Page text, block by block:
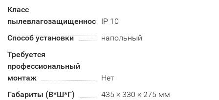
Класс
пылевлагозащищенностиIP 10
Способ установки
напольный
Требуется
профессиональный
монтаж
Нет
Габариты (В*Ш*Г)
435 × 330 × 275 мм